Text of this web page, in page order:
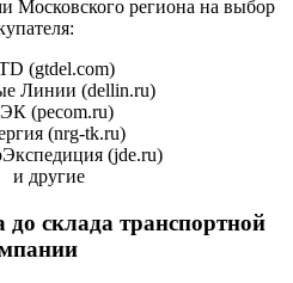
Московского региона на выбор
(gtdel.com)
Линии (dellin.ru)
(pecom.ru)
(nrg-tk.ru)
(jde.ru)
и другие
до склада транспортной